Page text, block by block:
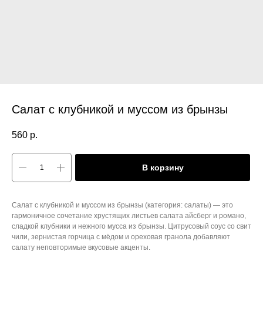
Салат с клубникой и муссом из брынзы
560 р.
В корзину
Салат с клубникой и муссом из брынзы (категория: салаты) — это
гармоничное сочетание хрустящих листьев салата айсберг и романо,
сладкой клубники и нежного мусса из брынзы. Цитрусовый соус со свит
чили, зернистая горчица с мёдом и ореховая гранола добавляют
салату неповторимые вкусовые акценты.